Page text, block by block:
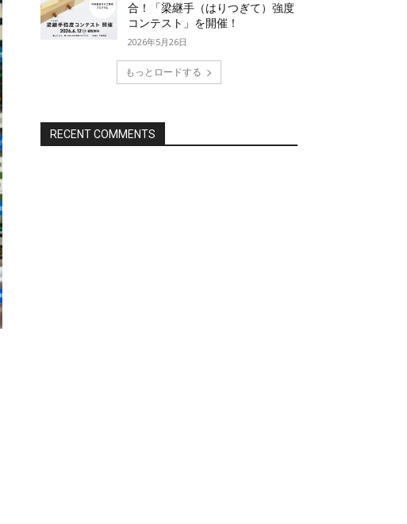
合！「梁継手（はりつぎて）強度
コンテスト」を開催！
2026年5月26日
もっとロードする
RECENT COMMENTS